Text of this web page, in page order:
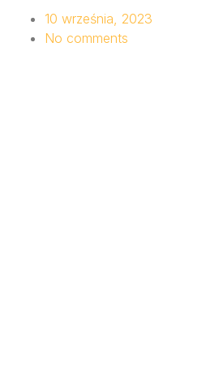
10 września, 2023
No comments